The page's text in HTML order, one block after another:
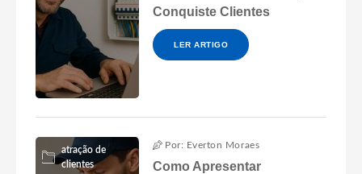
Conquiste Clientes
LER ARTIGO
atração de
clientes
Por: Everton Moraes
Como Apresentar